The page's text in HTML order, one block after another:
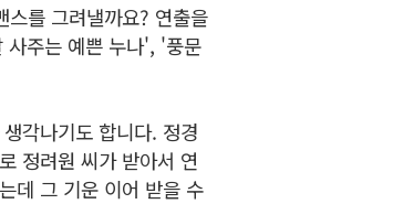
를 그려낼까요? 연출을
사주는 예쁜 누나', '풍문
각나기도 합니다. 정경
정려원 씨가 받아서 연
데 그 기운 이어 받을 수